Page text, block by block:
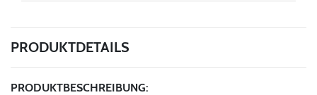
PRODUKTDETAILS
PRODUKTBESCHREIBUNG: